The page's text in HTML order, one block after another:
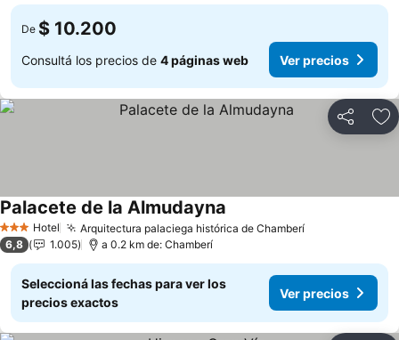
De $ 10.200
Consultá los precios de 4 páginas web Ver precios
Compartir
3 Estrellas
Hotel Arquitectura palaciega histórica de Chamberí
Palacete de la Almudayna
6,8 1.005 a 0.2 km de: Chamberí
Seleccioná las fechas para ver los
precios exactos
Ver precios